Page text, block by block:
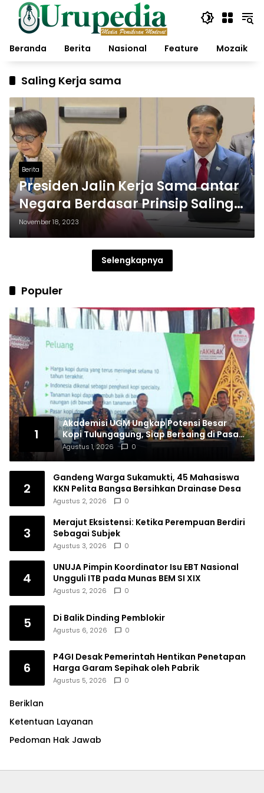
Langsung
konten
Beranda
Berita Nasional Feature Mozaik
Saling Kerja sama
Berita
Presiden Jalin Kerja Sama antar
Negara Berdasar Prinsip Saling
Menguntungkan
November 18, 2023
Selengkapnya
Populer
1
Akademisi UGM Ungkap Potensi Besar
Kopi Tulungagung, Siap Bersaing di Pasar
Nasional hingga Dunia
Agustus 1, 2026 0
2
Gandeng Warga Sukamukti, 45 Mahasiswa
KKN Pelita Bangsa Bersihkan Drainase Desa
Agustus 2, 2026 0
3
Merajut Eksistensi: Ketika Perempuan Berdiri
Sebagai Subjek
Agustus 3, 2026 0
4
UNUJA Pimpin Koordinator Isu EBT Nasional
Ungguli ITB pada Munas BEM SI XIX
Agustus 2, 2026 0
5 Di Balik Dinding Pemblokir
Agustus 6, 2026 0
6
P4GI Desak Pemerintah Hentikan Penetapan
Harga Garam Sepihak oleh Pabrik
Agustus 5, 2026 0
Beriklan
Ketentuan Layanan
Pedoman Hak Jawab